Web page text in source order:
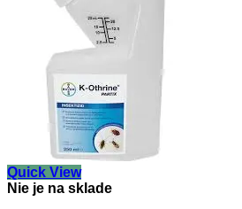
Quick View
Nie je na sklade